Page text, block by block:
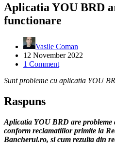
Aplicatia YOU BRD
functionare
Vasile Coman
12 November 2022
1 Comment
Sunt probleme cu aplicatia YOU
Raspuns
Aplicatia YOU BRD are probleme
conform reclamatiilor primite la
Bancherul.ro, si cum rezulta din